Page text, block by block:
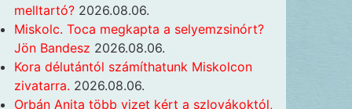
melltartó? 2026.08.06.
Miskolc. Toca megkapta a selyemzsinórt?
Jön Bandesz 2026.08.06.
Kora délutántól számíthatunk Miskolcon
zivatarra. 2026.08.06.
Orbán Anita több vizet kért a szlovákoktól,